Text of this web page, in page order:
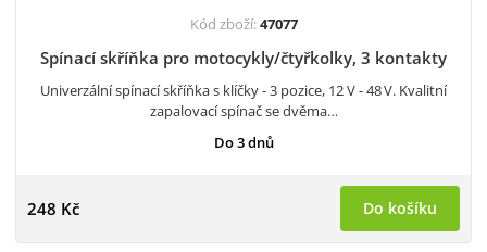
Kód zboží:47077
Spínací skříňka pro motocykly/čtyřkolky, 3 kontakty
Univerzální spínací skříňka s klíčky - 3 pozice, 12 V - 48 V. Kvalitní
zapalovací spínač se dvěma…
Do 3 dnů
248 Kč Do košíku